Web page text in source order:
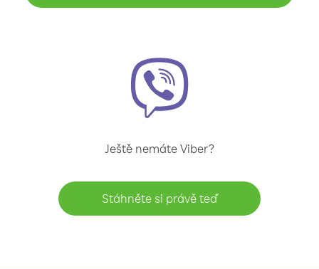
Ještě nemáte Viber?
Stáhněte si právě teď